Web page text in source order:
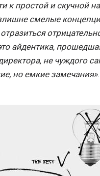
к простой и скучной
смелые
айдентика,
не чуждого
но емкие замечания».